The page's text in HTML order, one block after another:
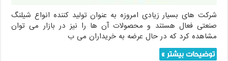
شرکت های بسیار زیادی امروزه به عنوان تولید کننده انواع شیلنگ
صنعتی فعال هستند و محصولات آن ها را نیز در بازار می توان
مشاهده کرد که در حال عرضه به خریداران می ب
توضیحات بیشتر »